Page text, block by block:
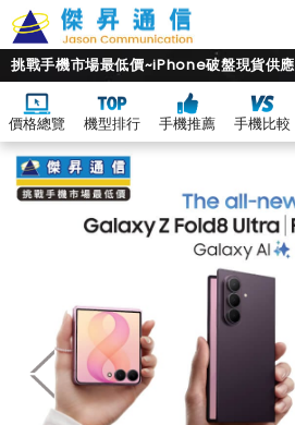
挑戰手機市場最低價~iPhone破盤現貨供應
價格總覽 機型排行 手機推薦 手機比較